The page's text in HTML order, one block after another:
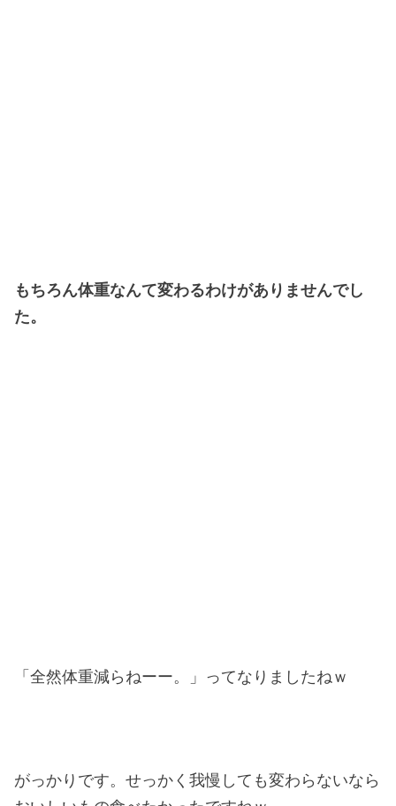
もちろん体重なんて変わるわけがありませんでし
た。
「全然体重減らねーー。」ってなりましたねｗ
がっかりです。せっかく我慢しても変わらないなら